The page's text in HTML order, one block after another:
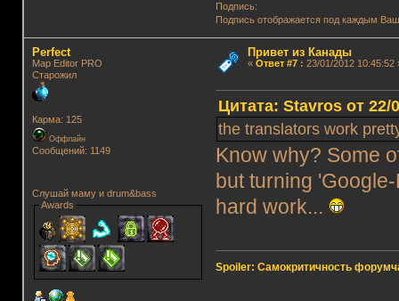
Подпись:
Подпись отображается под каждым
Perfect
Map Editor PRO
Старожил
Карма: 125
Оффлайн
Сообщений: 1149
Слушай маму и drum&bass
Awards
Привет из Канады
« Ответ #7: 23/01/2012 10:45:52
Цитата: Stavros от 22/
the translators work
Know why? Some
but turning
hard work...
Spoiler: Самокритичность